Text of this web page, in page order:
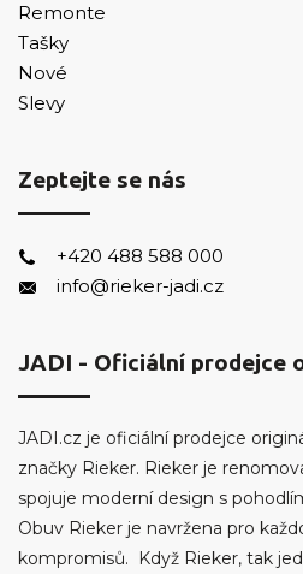
Remonte
Tašky
Nové
Slevy
Zeptejte se nás
+420 488 588 000
info@rieker-jadi.cz
JADI - Oficiální prodejce
JADI.cz je oficiální prodejce
značky Rieker. Rieker je
spojuje moderní design s
Obuv Rieker je navržena pro
kompromisů. Když Rieker, tak